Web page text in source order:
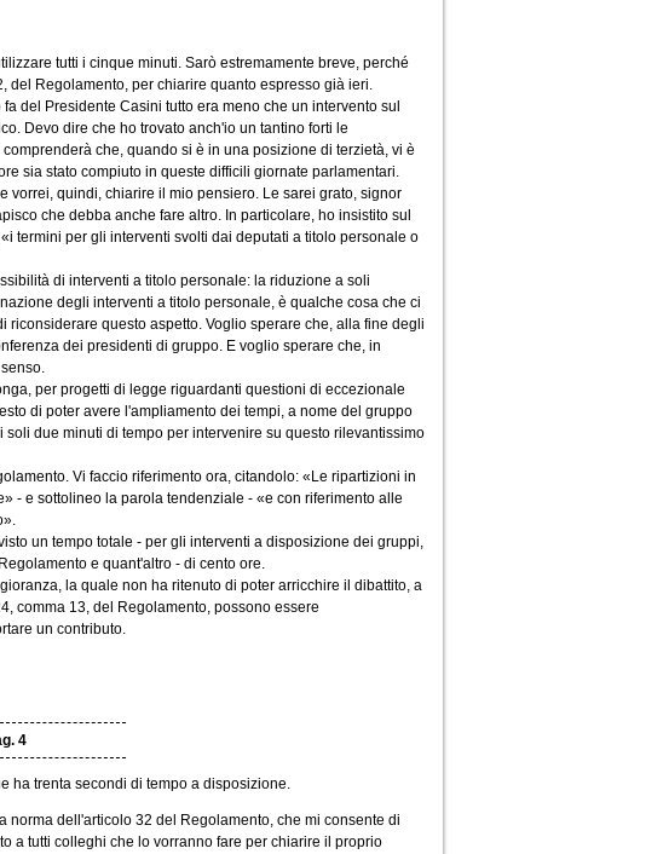
tutti i cinque minuti. Sarò estremamente breve, perché
del Regolamento, per chiarire quanto espresso già ieri.
del Presidente Casini tutto era meno che un intervento sul
Devo dire che ho trovato anch'io un tantino forti le
che, quando si è in una posizione di terzietà, vi è
sia stato compiuto in queste difficili giornate parlamentari.
vorrei, quindi, chiarire il mio pensiero. Le sarei grato, signor
che debba anche fare altro. In particolare, ho insistito sul
termini per gli interventi svolti dai deputati a titolo personale o
di interventi a titolo personale: la riduzione a soli
degli interventi a titolo personale, è qualche cosa che ci
questo aspetto. Voglio sperare che, alla fine degli
dei presidenti di gruppo. E voglio sperare che, in
per progetti di legge riguardanti questioni di eccezionale
di poter avere l'ampliamento dei tempi, a nome del gruppo
due minuti di tempo per intervenire su questo rilevantissimo
Vi faccio riferimento ora, citandolo: «Le ripartizioni in
- e sottolineo la parola tendenziale - «e con riferimento alle
un tempo totale - per gli interventi a disposizione dei gruppi,
e quant'altro - di cento ore.
la quale non ha ritenuto di poter arricchire il dibattito, a
comma 13, del Regolamento, possono essere
un contributo.
4
ha trenta secondi di tempo a disposizione.
norma dell'articolo 32 del Regolamento, che mi consente di
a tutti colleghi che lo vorranno fare per chiarire il proprio